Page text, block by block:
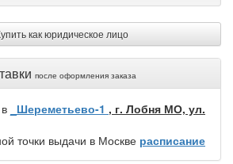
как юридическое лицо
после оформления заказа
_Шереметьево-1 , г. Лобня МО, ул.
точки выдачи в Москве расписание